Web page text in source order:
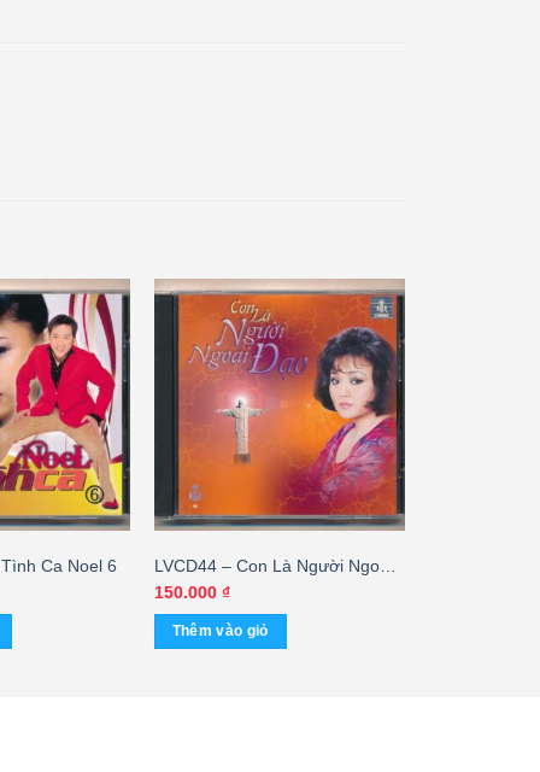
Ca Noel 6
LVCD44 – Con Là Người Ngoại
Đạo (Thánh Ca)
150.000 ₫
Thêm vào giỏ